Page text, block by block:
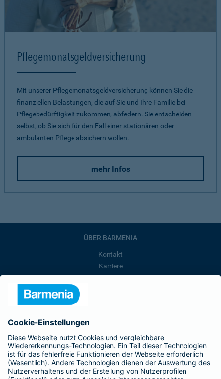
Pflegemonatsgeld­versicherung
Mit unserer Pflegemonatsgeld­versicherung können Sie die
finanziellen Belastungen, die auf Sie und Ihre Familie bei
Pflegebedürftigkeit zukommen, abfedern. Sie entscheiden
selbst, ob Sie sich für den Fall einer stationären oder
ambulanten Pflege absichern wollen.
mehr Infos
ÜBER BARMENIA
Kontakt
Karriere
Barmenia ist Teil der BarmeniaGothaer
BELIEBTE SEITEN
Kranken-Zusatzversicherung
Tierversicherungen